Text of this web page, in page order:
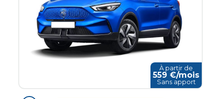
À partir de
559 €/mois
Sans apport